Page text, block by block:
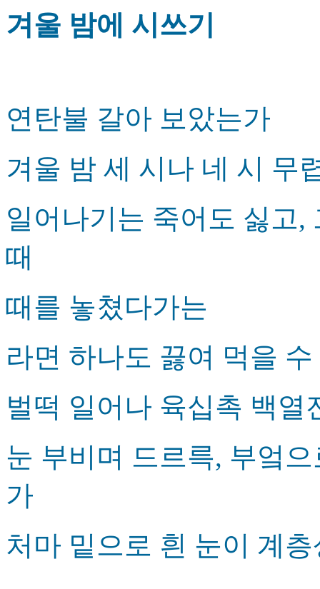
겨울 밤에 시쓰기
연탄불 갈아 보았는가
겨울 밤 세 시나 네 시 무
일어나기는 죽어도 싫고,
때
때를 놓쳤다가는
라면 하나도 끓여 먹을
벌떡 일어나 육십촉 백열
눈 부비며 드르륵, 부엌
가
처마 밑으로 흰 눈이 계